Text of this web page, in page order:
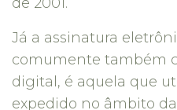
Já a assinatura
comumente também
digital, é aquela que
expedido no âmbito da